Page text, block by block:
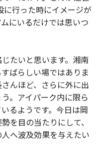
行った時にイメージが
にいるだけでは思いつ
たいと思います。湘南
ばらしい場ではありま
んほど、さらに外に出
。アイパーク内に限ら
るようです。今日は岡
を目の当たりにして、
へ波及効果を与えたい